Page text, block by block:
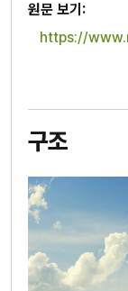
원문 보기:
https://
구조